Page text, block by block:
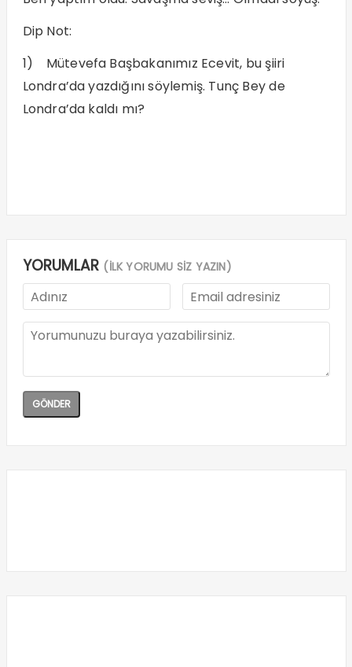
Dip Not:
1) Mütevefa Başbakanımız Ecevit, bu şiiri
Londra’da yazdığını söylemiş. Tunç Bey de
Londra’da kaldı mı?
YORUMLAR (İLK YORUMU SİZ YAZIN)